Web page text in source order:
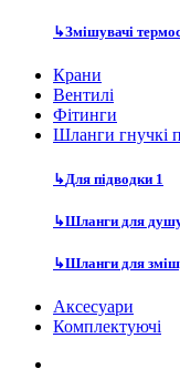
↳Змішувачі
Крани
Вентилі
Фітинги
Шланги гнучкі
↳Для підводки 1
↳Шланги для
↳Шланги для
Аксесуари
Комплектуючі